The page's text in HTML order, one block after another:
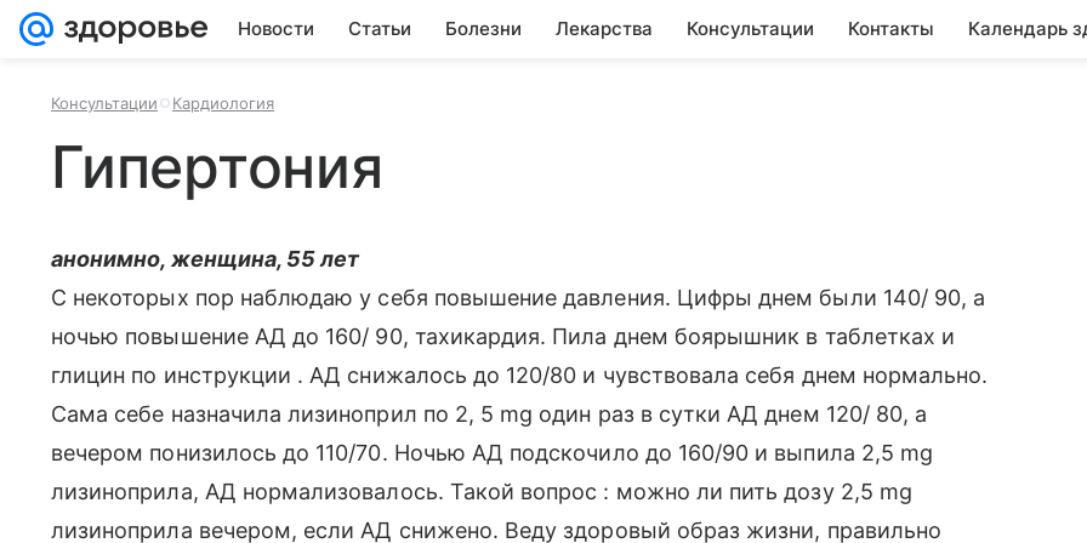
Новости Статьи Болезни Лекарства Консультации Контакты Календарь
Консультации Кардиология
Гипертония
анонимно, женщина, 55 лет
С некоторых пор наблюдаю у себя повышение давления. Цифры днем были 140/ 90, а
ночью повышение АД до 160/ 90, тахикардия. Пила днем боярышник в таблетках и
глицин по инструкции . АД снижалось до 120/80 и чувствовала себя днем нормально.
Сама себе назначила лизиноприл по 2, 5 mg один раз в сутки АД днем 120/ 80, а
вечером понизилось до 110/70. Ночью АД подскочило до 160/90 и выпила 2,5 mg
лизиноприла, АД нормализовалось. Такой вопрос : можно ли пить дозу 2,5 mg
лизиноприла вечером, если АД снижено. Веду здоровый образ жизни, правильно